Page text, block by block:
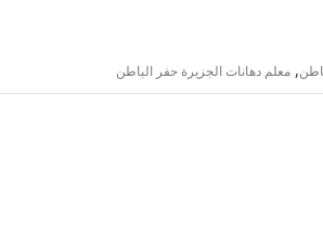
, معلم دهانات الجزيرة حفر الباطن